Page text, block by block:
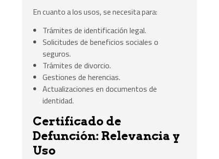
En cuanto a los usos, se necesita para:
Trámites de identificación legal.
Solicitudes de beneficios sociales o
seguros.
Trámites de divorcio.
Gestiones de herencias.
Actualizaciones en documentos de
identidad.
Certificado de
Defunción: Relevancia y
Uso